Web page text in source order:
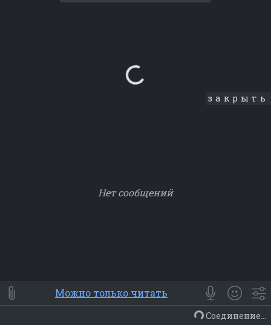
Loading...
закрыть
Нет сообщений
⭐ Мои Smile
😀 Emoji
Смайлики
Люди Животные Еда Объекты
Можно только читать
Соединение...